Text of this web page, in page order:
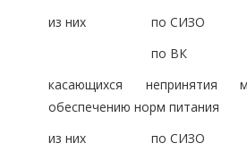
из них по СИЗО
по ВК
касающихся
обеспечению норм питания
из них по СИЗО